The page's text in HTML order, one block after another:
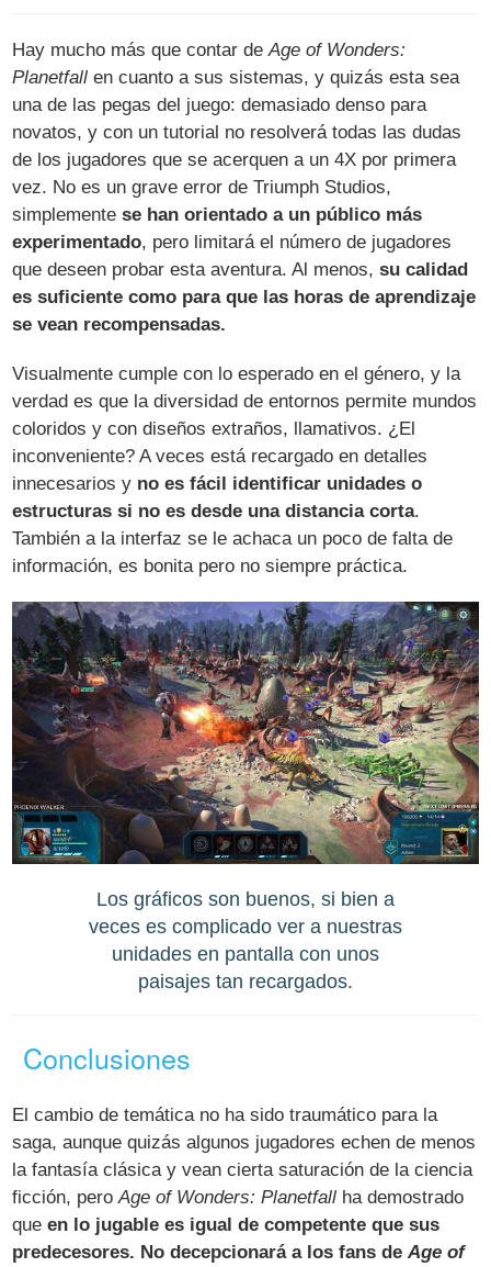
Hay mucho más que contar deAge of Wonders:
Planetfall en cuanto a sus sistemas, y quizás esta sea
una de las pegas del juego: demasiado denso para
novatos, y con un tutorial no resolverá todas las dudas
de los jugadores que se acerquen a un 4X por primera
vez. No es un grave error de Triumph Studios,
simplementese han orientado a un público más
experimentado, pero limitará el número de jugadores
que deseen probar esta aventura. Al menos,su calidad
es suficiente como para que las horas de aprendizaje
se vean recompensadas.
Visualmente cumple con lo esperado en el género, y la
verdad es que la diversidad de entornos permite mundos
coloridos y con diseños extraños, llamativos. ¿El
inconveniente? A veces está recargado en detalles
innecesarios y no es fácil identificar unidades o
estructuras si no es desde una distancia corta.
También a la interfaz se le achaca un poco de falta de
información, es bonita pero no siempre práctica.
Los gráficos son buenos, si bien a
veces es complicado ver a nuestras
unidades en pantalla con unos
paisajes tan recargados.
Conclusiones
El cambio de temática no ha sido traumático para la
saga, aunque quizás algunos jugadores echen de menos
la fantasía clásica y vean cierta saturación de la ciencia
ficción, peroAge of Wonders: Planetfall ha demostrado
queen lo jugable es igual de competente que sus
predecesores. No decepcionará a los fans deAge of